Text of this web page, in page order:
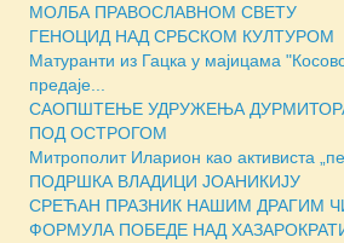
МОЛБА ПРАВОСЛАВНОМ СВЕТУ
ГЕНОЦИД НАД СРБСКОМ КУЛТУРОМ
Матуранти из Гацка у мајицама
предаје...
САОПШТЕЊЕ УДРУЖЕЊА
ПОД ОСТРОГОМ
Митрополит Иларион као активиста
ПОДРШКА ВЛАДИЦИ ЈОАНИКИЈУ
СРЕЋАН ПРАЗНИК НАШИМ ДРАГИМ
ФОРМУЛА ПОБЕДЕ НАД